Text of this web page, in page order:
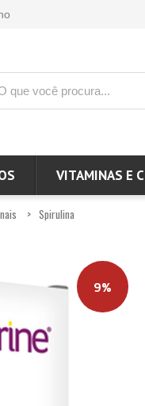
VITAMINAS E
Spirulina
9%